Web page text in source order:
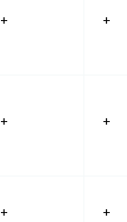
+ +
+ +
+ +